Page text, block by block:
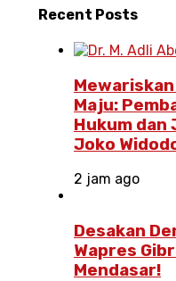
Recent Posts
Maju:
Hukum dan
Joko
2 jam ago
Desakan
Wapres
Mendasar!